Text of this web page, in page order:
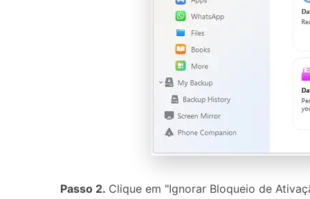
Passo 2. Clique em "Ignorar Bloqueio de